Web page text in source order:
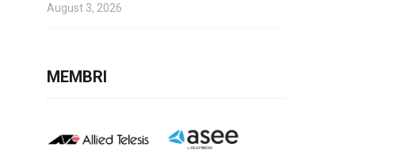
August 3, 2026
MEMBRI